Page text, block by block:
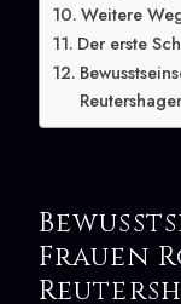
Weitere
Der erste
Frauen